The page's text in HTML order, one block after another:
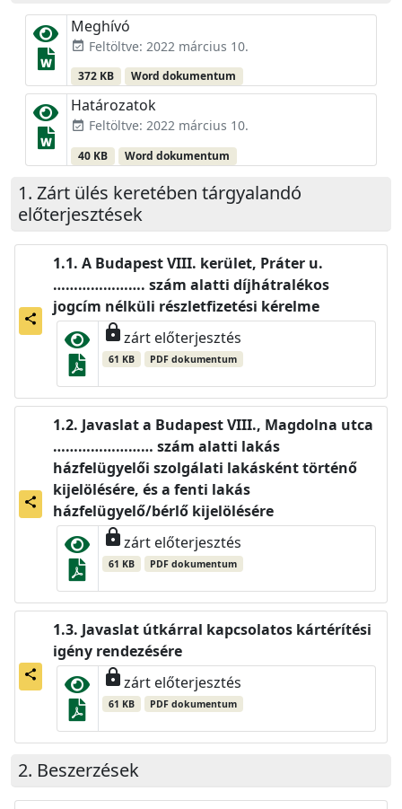
Meghívó
event_available Feltöltve: 2022 március 10.
372 KB Word dokumentum
Határozatok
event_available Feltöltve: 2022 március 10.
40 KB Word dokumentum
Zárt ülés keretében tárgyalandó
előterjesztések
share
A Budapest VIII. kerület, Práter u.
…………………. szám alatti díjhátralékos
jogcím nélküli részletfizetési kérelme
lockzárt előterjesztés
61 KB PDF dokumentum
share
Javaslat a Budapest VIII., Magdolna utca
…………………… szám alatti lakás
házfelügyelői szolgálati lakásként történő
kijelölésére, és a fenti lakás
házfelügyelő/bérlő kijelölésére
lockzárt előterjesztés
61 KB PDF dokumentum
share
Javaslat útkárral kapcsolatos kártérítési
igény rendezésére
lockzárt előterjesztés
61 KB PDF dokumentum
Beszerzések